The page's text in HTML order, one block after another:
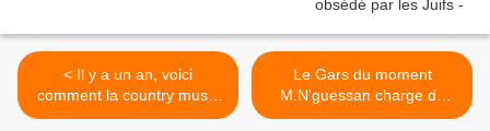
< Il y a un an, voici
comment la country music
accueillait Obama aux USA
Le Gars du moment
M.N'guessan charge du
protocole à l'ambassade de